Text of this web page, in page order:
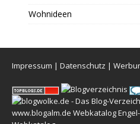
Wohnideen
Impressum | Datenschutz |
www.blogalm.de Webkatalog